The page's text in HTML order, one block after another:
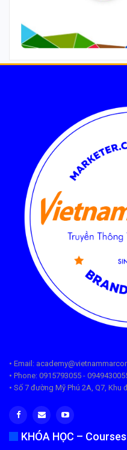
• Email:
• Phone: 0915793055 -
• Số 7 đường Mỹ Phú 2A, Q7, Khu
KHÓA HỌC – Courses